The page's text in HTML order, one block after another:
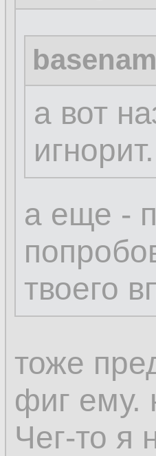
а вот
игнорит.
а еще -
твоего
тоже
фиг ему.
Чег-то я